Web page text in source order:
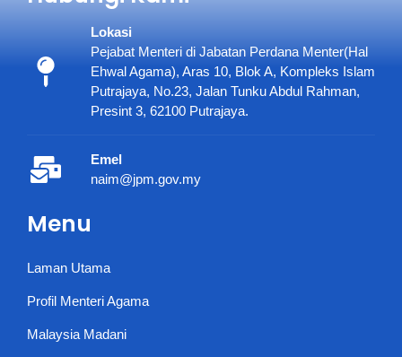
Lokasi
Pejabat Menteri di Jabatan Perdana Menter(Hal
Ehwal Agama), Aras 10, Blok A, Kompleks Islam
Putrajaya, No.23, Jalan Tunku Abdul Rahman,
Presint 3, 62100 Putrajaya.
Emel
naim@jpm.gov.my
Menu
Laman Utama
Profil Menteri Agama
Malaysia Madani